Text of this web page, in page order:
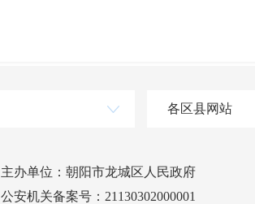
各区县网站
主办单位：朝阳市龙城区人民政府
公安机关备案号：21130302000001